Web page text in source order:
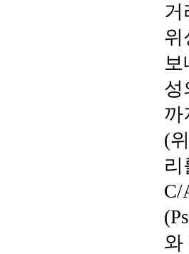
거
위
보
성
까
(
리
C/
와